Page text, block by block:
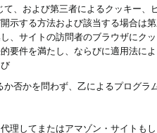
、および第三者によるクッキー
示する方法および該当する場合は
、サイトの訪問者のブラウザにク
要件を満たし、ならびに適用法に
か否かを問わず、乙によるプログ
理してまたはアマゾン・サイトも